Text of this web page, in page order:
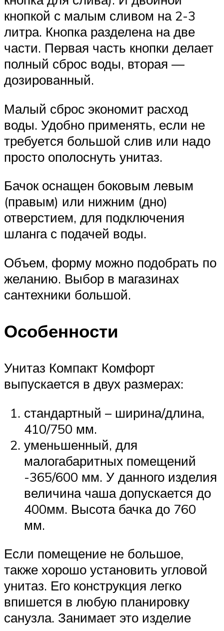
кнопкой с малым сливом на 2-3
литра. Кнопка разделена на две
части. Первая часть кнопки делает
полный сброс воды, вторая —
дозированный.
Малый сброс экономит расход
воды. Удобно применять, если не
требуется большой слив или надо
просто ополоснуть унитаз.
Бачок оснащен боковым левым
(правым) или нижним (дно)
отверстием, для подключения
шланга с подачей воды.
Объем, форму можно подобрать по
желанию. Выбор в магазинах
сантехники большой.
Особенности
Унитаз Компакт Комфорт
выпускается в двух размерах:
стандартный – ширина/длина,
410/750 мм.
уменьшенный, для
малогабаритных помещений
-365/600 мм. У данного изделия
величина чаша допускается до
400мм. Высота бачка до 760
мм.
Если помещение не большое,
также хорошо установить угловой
унитаз. Его конструкция легко
впишется в любую планировку
санузла. Занимает это изделие